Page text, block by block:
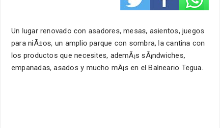
Un lugar renovado con asadores, mesas, asientos, juegos
para niÃ±os, un amplio parque con sombra, la cantina con
los productos que necesites, ademÃ¡s sÃ¡ndwiches,
empanadas, asados y mucho mÃ¡s en el Balneario Tegua.